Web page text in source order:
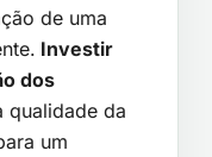
de uma
Investir
dos
qualidade da
um